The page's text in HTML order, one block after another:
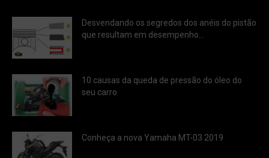
Desvendando os segredos dos anéis do pistão
que resultam em desempenho...
10 causas da queda de pressão do óleo do
seu carro
Conheça a nova Yamaha MT-03 2019